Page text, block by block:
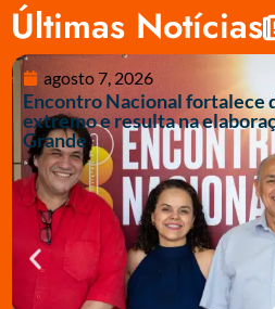
Últimas Notícias
agosto 7, 2026
Encontro Nacional fortalece
extremo e resulta na
Grande